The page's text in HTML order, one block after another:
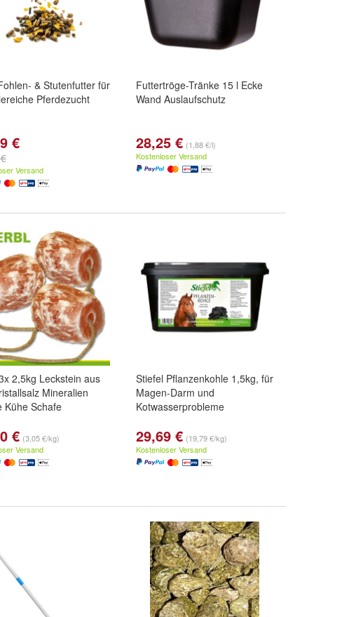
& Stutenfutter für
Pferdezucht
€
Versand
Futtertröge-Tränke 15 l Ecke
Wand Auslaufschutz
28,25 € (1,88 €/l)
Kostenloser Versand
2,5kg Leckstein aus
Mineralien
Kühe Schafe
€ (3,05 €/kg)
Versand
Stiefel Pflanzenkohle 1,5kg, für
Magen-Darm und
Kotwasserprobleme
29,69 € (19,79 €/kg)
Kostenloser Versand